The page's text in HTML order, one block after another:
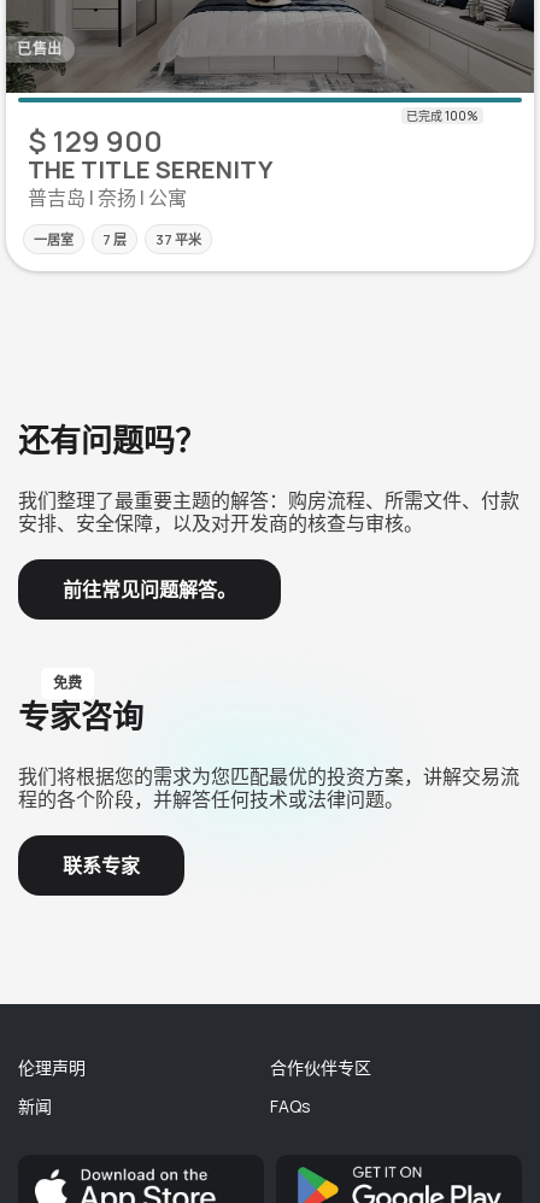
已售出
$ 129 900
THE TITLE SERENITY
普吉岛 | 奈扬 | 公寓
一居室 7 层 37 平米
还有问题吗？
我们整理了最重要主题的解答：购房流程、所需文件、付款
安排、安全保障，以及对开发商的核查与审核。
前往常见问题解答。
免费
专家咨询
我们将根据您的需求为您匹配最优的投资方案，讲解交易流
程的各个阶段，并解答任何技术或法律问题。
联系专家
伦理声明
新闻
合作伙伴专区
FAQs